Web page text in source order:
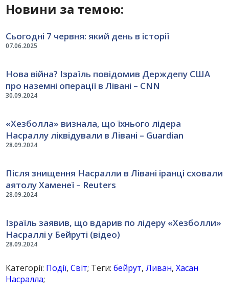
Новини за темою:
07.06.2025
Сьогодні 7 червня: який день в історії
30.09.2024
Нова війна? Ізраїль повідомив Держдепу США
про наземні операції в Лівані – CNN
28.09.2024
«Хезболла» визнала, що їхнього лідера
Насраллу ліквідували в Лівані – Guardian
28.09.2024
Після знищення Насралли в Лівані іранці сховали
аятолу Хаменеї – Reuters
28.09.2024
Ізраїль заявив, що вдарив по лідеру «Хезболли»
Насраллі у Бейруті (відео)
Категорії: Події,Світ; Теги:бейрут,Ливан,Хасан
Насралла;